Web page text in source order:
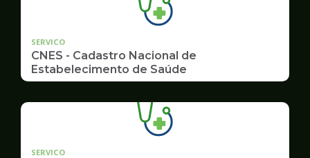
SERVICO
CNES - Cadastro Nacional de
Estabelecimento de Saúde
SERVICO